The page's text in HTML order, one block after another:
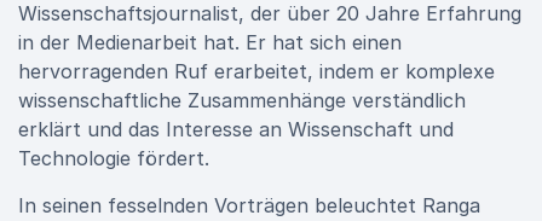
Wissenschaftsjournalist, der über 20 Jahre Erfahrung
in der Medienarbeit hat. Er hat sich einen
hervorragenden Ruf erarbeitet, indem er komplexe
wissenschaftliche Zusammenhänge verständlich
erklärt und das Interesse an Wissenschaft und
Technologie fördert.
In seinen fesselnden Vorträgen beleuchtet Ranga